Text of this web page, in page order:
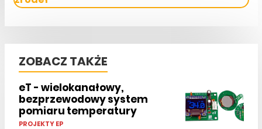
ZOBACZ TAKŻE
eT - wielokanałowy,
bezprzewodowy system
pomiaru temperatury
PROJEKTY EP